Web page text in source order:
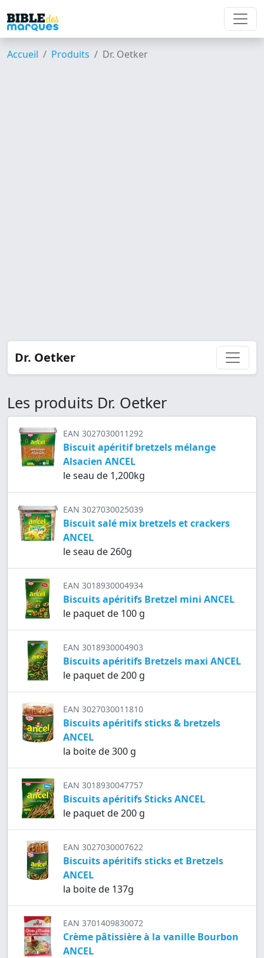
Accueil Produits Dr. Oetker
Dr. Oetker
Les produits Dr. Oetker
EAN 3027030011292
Biscuit apéritif bretzels mélange
Alsacien ANCEL
le seau de 1,200kg
EAN 3027030025039
Biscuit salé mix bretzels et crackers
ANCEL
le seau de 260g
EAN 3018930004934
Biscuits apéritifs Bretzel mini ANCEL
le paquet de 100 g
EAN 3018930004903
Biscuits apéritifs Bretzels maxi ANCEL
le paquet de 200 g
EAN 3027030011810
Biscuits apéritifs sticks & bretzels
ANCEL
la boite de 300 g
EAN 3018930047757
Biscuits apéritifs Sticks ANCEL
le paquet de 200 g
EAN 3027030007622
Biscuits apéritifs sticks et Bretzels
ANCEL
la boite de 137g
EAN 3701409830072
Crème pâtissière à la vanille Bourbon
ANCEL